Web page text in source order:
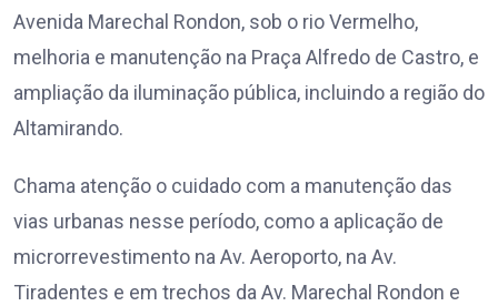
Avenida Marechal Rondon, sob o rio Vermelho,
melhoria e manutenção na Praça Alfredo de Castro, e
ampliação da iluminação pública, incluindo a região do
Altamirando.
Chama atenção o cuidado com a manutenção das
vias urbanas nesse período, como a aplicação de
microrrevestimento na Av. Aeroporto, na Av.
Tiradentes e em trechos da Av. Marechal Rondon e